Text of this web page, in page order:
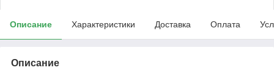
Описание Характеристики Доставка Оплата
Описание